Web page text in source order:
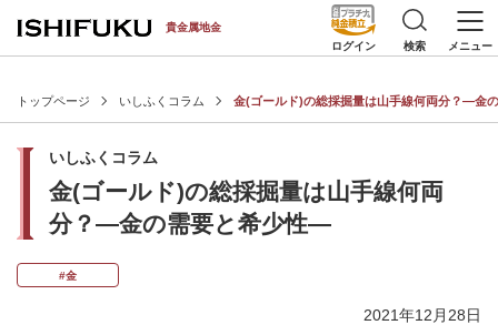
[an error occurred while processing this directive]
貴金属地金
ログイン
検索 メニュー
トップページ いしふくコラム 金(ゴールド)の総採掘量は山手線何両分？―金
いしふくコラム
金(ゴールド)の総採掘量は山手線何両
分？―金の需要と希少性―
#金
2021年12月28日